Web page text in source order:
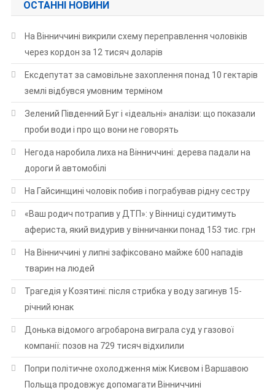
ОСТАННІ НОВИНИ
На Вінниччині викрили схему переправлення чоловіків
через кордон за 12 тисяч доларів
Ексдепутат за самовільне захоплення понад 10 гектарів
землі відбувся умовним терміном
Зелений Південний Буг і «ідеальні» аналізи: що показали
проби води і про що вони не говорять
Негода наробила лиха на Вінниччині: дерева падали на
дороги й автомобілі
На Гайсинщині чоловік побив і пограбував рідну сестру
«Ваш родич потрапив у ДТП»: у Вінниці судитимуть
афериста, який видурив у вінничанки понад 153 тис. грн
На Вінниччині у липні зафіксовано майже 600 нападів
тварин на людей
Трагедія у Козятині: після стрибка у воду загинув 15-
річний юнак
Донька відомого агробарона виграла суд у газової
компанії: позов на 729 тисяч відхилили
Попри політичне охолодження між Києвом і Варшавою
Польща продовжує допомагати Вінниччині